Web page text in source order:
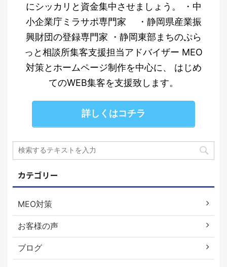
にシッカリと資金集中させましょう。 ・中
小企業庁ミラサポ専門家 ・静岡県産業振
興財団の登録専門家 ・静岡東部まちのぷら
っと相談所集客支援担当アドバイザー MEO
対策とホームページ制作を中心に、 はじめ
てのWEB集客を支援致します。
詳しくはコチラ
カテゴリー
MEO対策
お客様の声
ブログ